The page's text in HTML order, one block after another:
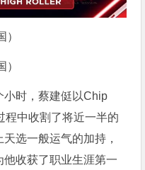
）
）
小时，蔡建侹以Chip
程中收割了将近一半的
选一般运气的加持，
收获了职业生涯第一